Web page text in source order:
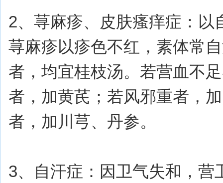
2、荨麻疹、皮肤瘙痒症：
荨麻疹以疹色不红，素体常
者，均宜桂枝汤。若营血不
者，加黄芪；若风邪重者，
者，加川芎、丹参。
3、自汗症：因卫气失和，